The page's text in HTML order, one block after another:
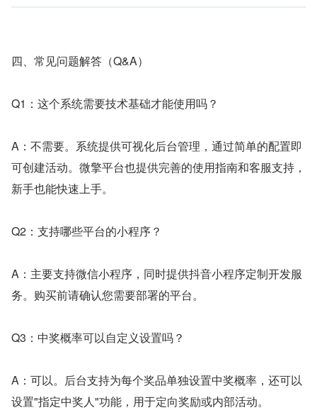
四、常见问题解答（Q&A）
Q1：这个系统需要技术基础才能使用吗？
A：不需要。系统提供可视化后台管理，通过简单的配置即
可创建活动。微擎平台也提供完善的使用指南和客服支持，
新手也能快速上手。
Q2：支持哪些平台的小程序？
A：主要支持微信小程序，同时提供抖音小程序定制开发服
务。购买前请确认您需要部署的平台。
Q3：中奖概率可以自定义设置吗？
A：可以。后台支持为每个奖品单独设置中奖概率，还可以
设置"指定中奖人"功能，用于定向奖励或内部活动。